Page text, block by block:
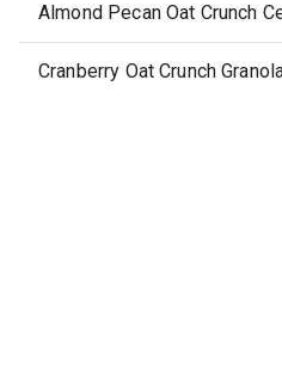
Almond Pecan Oat Crunch
Cranberry Oat Crunch